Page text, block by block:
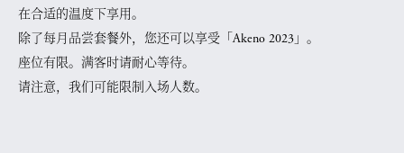
在合适的温度下享用。
除了每月品尝套餐外，您还可以享受「Akeno 2023」。
座位有限。满客时请耐心等待。
请注意，我们可能限制入场人数。